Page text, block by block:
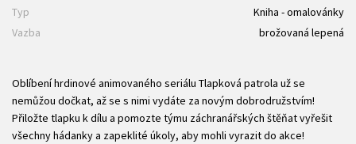
Typ
Kniha - omalovánky
Vazba
brožovaná lepená
Oblíbení hrdinové animovaného seriálu Tlapková patrola už se
nemůžou dočkat, až se s nimi vydáte za novým dobrodružstvím!
Přiložte tlapku k dílu a pomozte týmu záchranářských štěňat vyřešit
všechny hádanky a zapeklité úkoly, aby mohli vyrazit do akce!